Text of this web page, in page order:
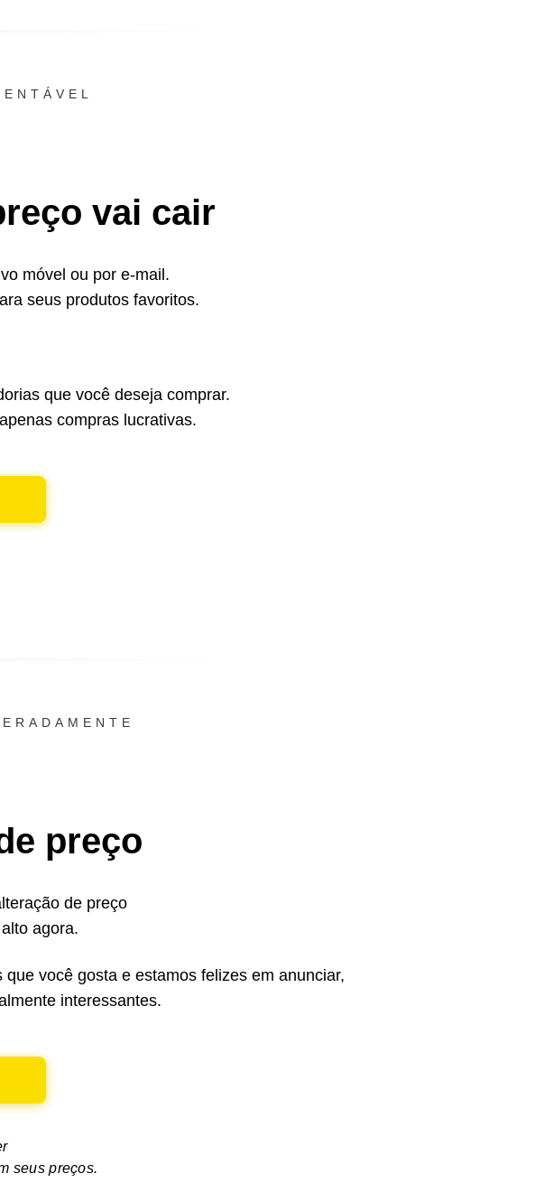
vai cair
móvel ou por e-mail.
seus produtos favoritos.
que você deseja comprar.
compras lucrativas.
preço
de preço
agora.
você gosta e estamos felizes em anunciar,
interessantes.
seus preços.